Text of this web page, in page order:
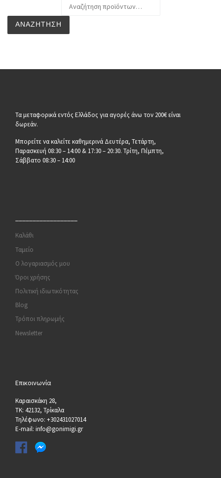
ΑΝΑΖΉΤΗΣΗ
Τα μεταφορικά εντός Ελλάδος για αγορές άνω τον 200€ είναι
δωρεάν.
Μπορείτε να καλείτε καθημερινά Δευτέρα, Τετάρτη,
Παρασκευή 08:30 – 14:00 & 17:30 – 20:30. Τρίτη, Πέμπτη,
Σάββατο 08:30 – 14:00
Καλάθι
Ταμείο
Ο λογαριασμός μου
Όροι χρήσης
Πολιτική ιδιωτικότητας
Blog
Τρόποι πληρωμής
Newsletter
Επικοινωνία
Καραισκάκη 28,
ΤΚ: 42132, Τρίκαλα
Τηλέφωνο: +302431027014
E-mail: info@gonimigi.gr